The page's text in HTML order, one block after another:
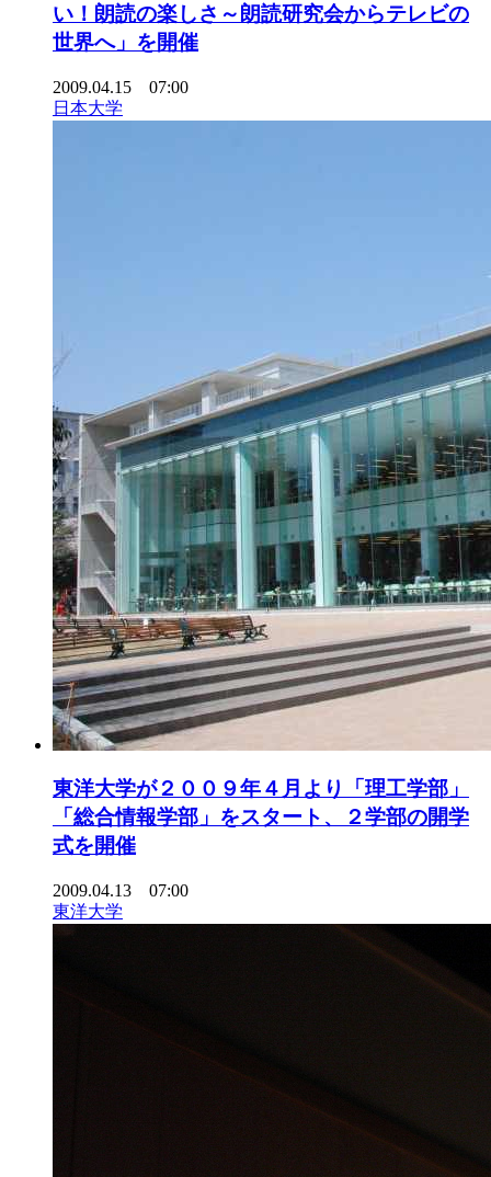
い！朗読の楽しさ～朗読研究会からテレビの
世界へ」を開催
2009.04.15 07:00
日本大学
東洋大学が２００９年４月より「理工学部」
「総合情報学部」をスタート、２学部の開学
式を開催
2009.04.13 07:00
東洋大学